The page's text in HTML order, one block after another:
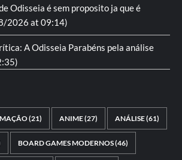
Odisseia é sem proposito ja que é
2026 at 09:14)
A Odisseia Parabéns pela análise
(21) ANIME(27) ANÁLISE(61)
BOARD GAMES MODERNOS(46)